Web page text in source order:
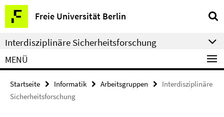
Springe
direkt
zu
Inhalt
Freie Universität Berlin
Service-
Navigation
Interdisziplinäre Sicherheitsforschung
MENÜ
Startseite Informatik Arbeitsgruppen
Interdisziplinäre
Sicherheitsforschung